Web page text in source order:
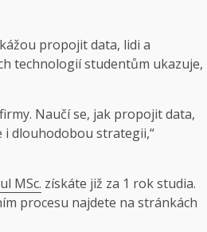
propojit data, lidi a
technologií studentům ukazuje,
Naučí se, jak propojit data,
i dlouhodobou strategii,“
MSc. získáte již za 1 rok studia.
procesu najdete na stránkách